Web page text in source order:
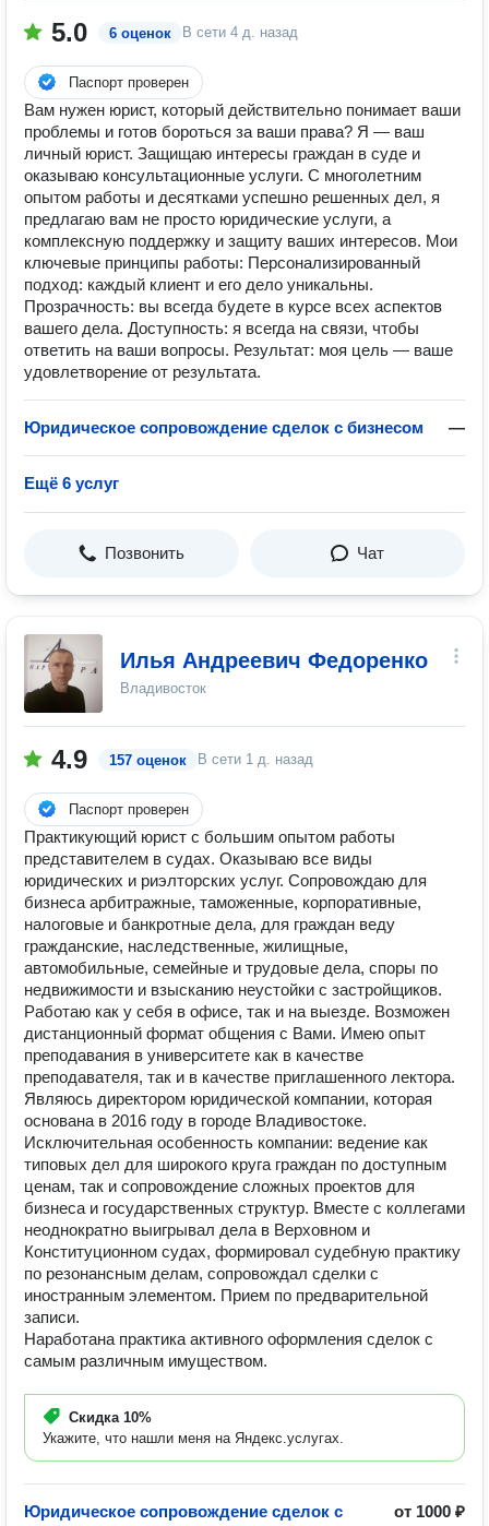
5.0 6 оценок В сети 4 д. назад
Паспорт проверен
Вам нужен юрист, который действительно понимает ваши
проблемы и готов бороться за ваши права? Я — ваш
личный юрист. Защищаю интересы граждан в суде и
оказываю консультационные услуги. С многолетним
опытом работы и десятками успешно решенных дел, я
предлагаю вам не просто юридические услуги, а
комплексную поддержку и защиту ваших интересов. Мои
ключевые принципы работы: Персонализированный
подход: каждый клиент и его дело уникальны.
Прозрачность: вы всегда будете в курсе всех аспектов
вашего дела. Доступность: я всегда на связи, чтобы
ответить на ваши вопросы. Результат: моя цель — ваше
удовлетворение от результата.
Юридическое сопровождение сделок с бизнесом —
Ещё 6 услуг
Позвонить Чат
Илья Андреевич Федоренко
Владивосток
4.9 157 оценок В сети 1 д. назад
Паспорт проверен
Практикующий юрист с большим опытом работы
представителем в судах. Оказываю все виды
юридических и риэлторских услуг. Сопровождаю для
бизнеса арбитражные, таможенные, корпоративные,
налоговые и банкротные дела, для граждан веду
гражданские, наследственные, жилищные,
автомобильные, семейные и трудовые дела, споры по
недвижимости и взысканию неустойки с застройщиков.
Работаю как у себя в офисе, так и на выезде. Возможен
дистанционный формат общения с Вами. Имею опыт
преподавания в университете как в качестве
преподавателя, так и в качестве приглашенного лектора.
Являюсь директором юридической компании, которая
основана в 2016 году в городе Владивостоке.
Исключительная особенность компании: ведение как
типовых дел для широкого круга граждан по доступным
ценам, так и сопровождение сложных проектов для
бизнеса и государственных структур. Вместе с коллегами
неоднократно выигрывал дела в Верховном и
Конституционном судах, формировал судебную практику
по резонансным делам, сопровождал сделки с
иностранным элементом. Прием по предварительной
записи.
Наработана практика активного оформления сделок с
самым различным имуществом.
Скидка 10%
Укажите, что нашли меня на Яндекс.услугах.
Юридическое сопровождение сделок с
от 1000 ₽